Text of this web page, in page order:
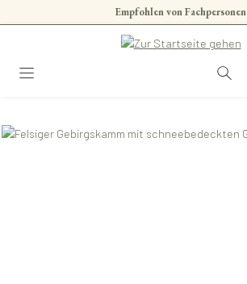
Zum Hauptinhalt springenEmpfohlen von Fachpersonen